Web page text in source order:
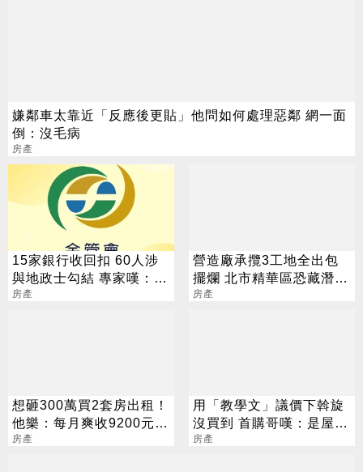
嫌鄰車太靠近「反應後更貼」他問如何處理惡鄰 網一面
倒：沒毛病
房產
15家銀行收回扣 60人涉
與地政士勾結 專家嘆：徹
查恐血流成河
房產
營造廠承攬3工地全出包
擺爛 北市精華區恐藏潛在
爛尾樓
房產
想砸300萬買2套房出租！
他樂：每月爽收9200元
網一看急勸
房產
用「教學文」議價下斡旋
沒買到 首購哥嘆：是屋主
太貪還是我做錯？
房產